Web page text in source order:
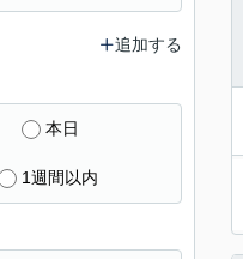
追加する
本日
1週間以内